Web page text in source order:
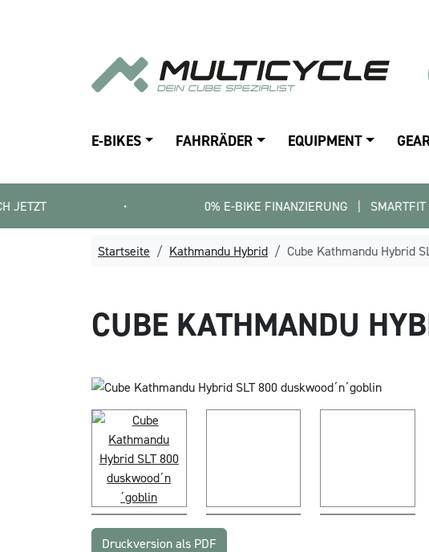
E-BIKES FAHRRÄDER EQUIPMENT
• 0% E-BIKE FINANZIERUNG   |   SMARTFIT FINDE DEIN
Startseite Kathmandu Hybrid Cube Kathmandu Hybrid
CUBE KATHMANDU
Druckversion als PDF